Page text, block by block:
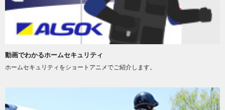
動画でわかるホームセキュリティ
ホームセキュリティをショートアニメでご紹介します。